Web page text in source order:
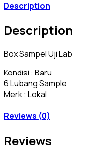
Description
Description
Box Sampel Uji Lab
Kondisi : Baru
6 Lubang Sample
Merk : Lokal
Reviews (0)
Reviews